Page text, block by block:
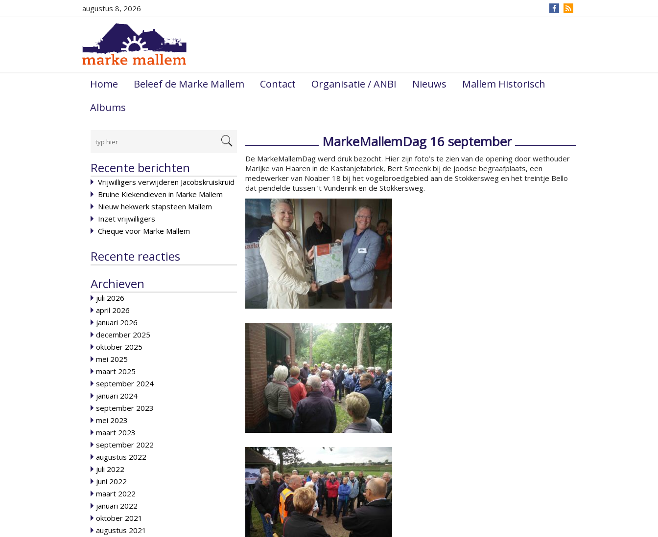
augustus 8, 2026
Home Beleef de Marke Mallem Contact Organisatie / ANBI Nieuws
Mallem Historisch
Albums
Recente berichten
Vrijwilligers verwijderen Jacobskruiskruid
Bruine Kiekendieven in Marke Mallem
Nieuw hekwerk stapsteen Mallem
Inzet vrijwilligers
Cheque voor Marke Mallem
Recente reacties
Archieven
juli 2026
april 2026
januari 2026
december 2025
oktober 2025
mei 2025
maart 2025
september 2024
januari 2024
september 2023
mei 2023
maart 2023
september 2022
augustus 2022
juli 2022
juni 2022
maart 2022
januari 2022
oktober 2021
augustus 2021
MarkeMallemDag 16 september
De MarkeMallemDag werd druk bezocht. Hier zijn foto’s te zien van de opening door wethouder
Marijke van Haaren in de Kastanjefabriek, Bert Smeenk bij de joodse begraafplaats, een
medewerker van Noaber 18 bij het vogelbroedgebied aan de Stokkersweg en het treintje Bello
dat pendelde tussen ’t Vunderink en de Stokkersweg.